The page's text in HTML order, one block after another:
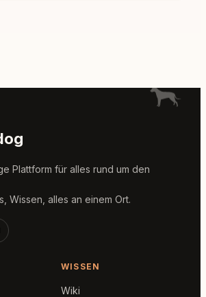
Plattform für alles rund um den
Wissen, alles an einem Ort.
WISSEN
Wiki